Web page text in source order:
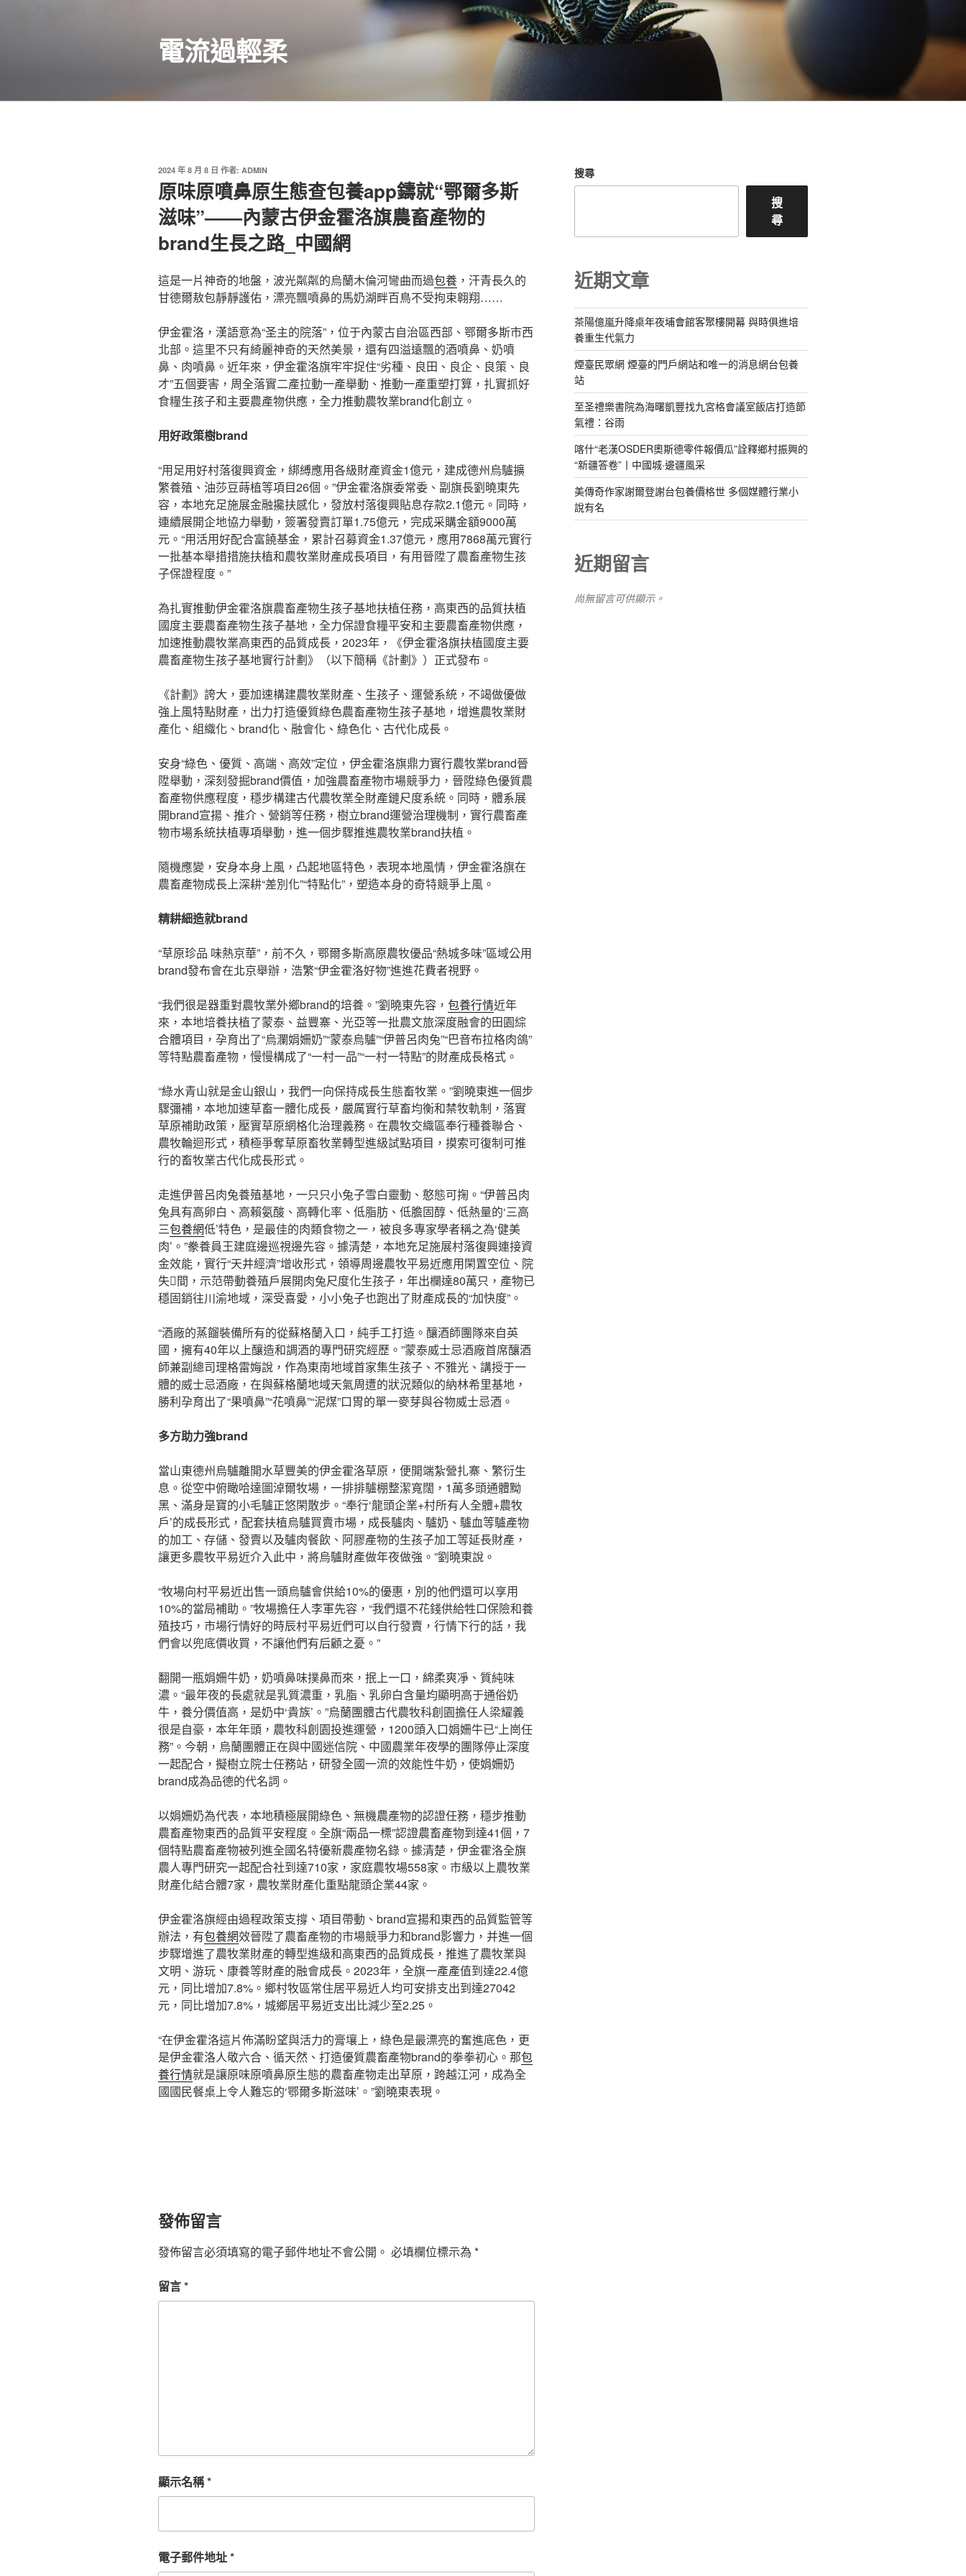
電流過輕柔
發
佈
於
2024 年 8 月 8 日 作者: ADMIN
原味原噴鼻原生態查包養app鑄就“鄂爾多斯
滋味”——內蒙古伊金霍洛旗農畜產物的
brand生長之路_中國網
這是一片神奇的地盤，波光粼粼的烏蘭木倫河彎曲而過包養 ，汗青長久的
甘德爾敖包靜靜護佑，漂亮飄噴鼻的馬奶湖畔百鳥不受拘束翱翔……
伊金霍洛，漢語意為“圣主的院落”，位于內蒙古自治區西部、鄂爾多斯市西
北部。這里不只有綺麗神奇的天然美景，還有四溢遠飄的酒噴鼻、奶噴
鼻、肉噴鼻。近年來，伊金霍洛旗牢牢捉住“劣種、良田、良企、良策、良
才”五個要害，周全落實二產拉動一產舉動、推動一產重塑打算，扎實抓好
食糧生孩子和主要農產物供應，全力推動農牧業brand化創立。
用好政策樹brand
“用足用好村落復興資金，綁縛應用各級財產資金1億元，建成德州烏驢擴
繁養殖、油莎豆蒔植等項目26個。”伊金霍洛旗委常委、副旗長劉曉東先
容，本地充足施展金融攙扶感化，發放村落復興貼息存款2.1億元。同時，
連續展開企地協力舉動，簽署發賣訂單1.75億元，完成采購金額9000萬
元。“用活用好配合富饒基金，累計召募資金1.37億元，應用7868萬元實行
一批基本舉措措施扶植和農牧業財產成長項目，有用晉陞了農畜產物生孩
子保證程度。”
為扎實推動伊金霍洛旗農畜產物生孩子基地扶植任務，高東西的品質扶植
國度主要農畜產物生孩子基地，全力保證食糧平安和主要農畜產物供應，
加速推動農牧業高東西的品質成長，2023年，《伊金霍洛旗扶植國度主要
農畜產物生孩子基地實行計劃》（以下簡稱《計劃》）正式發布。
《計劃》誇大，要加速構建農牧業財產、生孩子、運營系統，不竭做優做
強上風特點財產，出力打造優質綠色農畜產物生孩子基地，增進農牧業財
產化、組織化、brand化、融會化、綠色化、古代化成長。
安身“綠色、優質、高端、高效”定位，伊金霍洛旗鼎力實行農牧業brand晉
陞舉動，深刻發掘brand價值，加強農畜產物市場競爭力，晉陞綠色優質農
畜產物供應程度，穩步構建古代農牧業全財產鏈尺度系統。同時，體系展
開brand宣揚、推介、營銷等任務，樹立brand運營治理機制，實行農畜產
物市場系統扶植專項舉動，進一個步驟推進農牧業brand扶植。
隨機應變，安身本身上風，凸起地區特色，表現本地風情，伊金霍洛旗在
農畜產物成長上深耕“差別化”“特點化”，塑造本身的奇特競爭上風。
精耕細造就brand
“草原珍品 味熱京華”，前不久，鄂爾多斯高原農牧優品“熱城多味”區域公用
brand發布會在北京舉辦，浩繁“伊金霍洛好物”進進花費者視野。
“我們很是器重對農牧業外鄉brand的培養。”劉曉東先容， 包養行情近年
來，本地培養扶植了蒙泰、益豐寨、光亞等一批農文旅深度融會的田園綜
合體項目，孕育出了“烏瀾娟姍奶”“蒙泰烏驢”“伊普呂肉兔”“巴音布拉格肉鴿”
等特點農畜產物，慢慢構成了“一村一品”“一村一特點”的財產成長格式。
“綠水青山就是金山銀山，我們一向保持成長生態畜牧業。”劉曉東進一個步
驟彌補，本地加速草畜一體化成長，嚴厲實行草畜均衡和禁牧軌制，落實
草原補助政策，壓實草原網格化治理義務。在農牧交織區奉行種養聯合、
農牧輪迴形式，積極爭奪草原畜牧業轉型進級試點項目，摸索可復制可推
行的畜牧業古代化成長形式。
走進伊普呂肉兔養殖基地，一只只小兔子雪白靈動、憨態可掬。“伊普呂肉
兔具有高卵白、高賴氨酸、高轉化率、低脂肪、低膽固醇、低熱量的‘三高
三包養網低’特色，是最佳的肉類食物之一，被良多專家學者稱之為‘健美
肉’。”豢養員王建庭邊巡視邊先容。據清楚，本地充足施展村落復興連接資
金效能，實行“天井經濟”增收形式，領導周邊農牧平易近應用閑置空位、院
失間，示范帶動養殖戶展開肉兔尺度化生孩子，年出欄達80萬只，產物已
穩固銷往川渝地域，深受喜愛，小小兔子也跑出了財產成長的“加快度”。
“酒廠的蒸餾裝備所有的從蘇格蘭入口，純手工打造。釀酒師團隊來自英
國，擁有40年以上釀造和調酒的專門研究經歷。”蒙泰威士忌酒廠首席釀酒
師兼副總司理格雷娒說，作為東南地域首家集生孩子、不雅光、講授于一
體的威士忌酒廠，在與蘇格蘭地域天氣周遭的狀況類似的納林希里基地，
勝利孕育出了“果噴鼻”“花噴鼻”“泥煤”口胃的單一麥芽與谷物威士忌酒。
多方助力強brand
當山東德州烏驢離開水草豐美的伊金霍洛草原，便開端紮營扎寨、繁衍生
息。從空中俯瞰哈達圖淖爾牧場，一排排驢棚整潔寬闊，1萬多頭通體黝
黑、滿身是寶的小毛驢正悠閑散步。“奉行‘龍頭企業+村所有人全體+農牧
戶’的成長形式，配套扶植烏驢買賣市場，成長驢肉、驢奶、驢血等驢產物
的加工、存儲、發賣以及驢肉餐飲、阿膠產物的生孩子加工等延長財產，
讓更多農牧平易近介入此中，將烏驢財產做年夜做強。”劉曉東說。
“牧場向村平易近出售一頭烏驢會供給10%的優惠，別的他們還可以享用
10%的當局補助。”牧場擔任人李軍先容，“我們還不花錢供給牲口保險和養
殖技巧，市場行情好的時辰村平易近們可以自行發賣，行情下行的話，我
們會以兜底價收買，不讓他們有后顧之憂。”
翻開一瓶娟姍牛奶，奶噴鼻味撲鼻而來，抿上一口，綿柔爽凈、質純味
濃。“最年夜的長處就是乳質濃重，乳脂、乳卵白含量均顯明高于通俗奶
牛，養分價值高，是奶中‘貴族’。”烏蘭團體古代農牧科創園擔任人梁耀義
很是自豪，本年年頭，農牧科創園投進運營，1200頭入口娟姍牛已“上崗任
務”。今朝，烏蘭團體正在與中國迷信院、中國農業年夜學的團隊停止深度
一起配合，擬樹立院士任務站，研發全國一流的效能性牛奶，使娟姍奶
brand成為品德的代名詞。
以娟姍奶為代表，本地積極展開綠色、無機農產物的認證任務，穩步推動
農畜產物東西的品質平安程度。全旗“兩品一標”認證農畜產物到達41個，7
個特點農畜產物被列進全國名特優新農產物名錄。據清楚，伊金霍洛全旗
農人專門研究一起配合社到達710家，家庭農牧場558家。市級以上農牧業
財產化結合體7家，農牧業財產化重點龍頭企業44家。
伊金霍洛旗經由過程政策支撐、項目帶動、brand宣揚和東西的品質監管等
辦法，有包養網效晉陞了農畜產物的市場競爭力和brand影響力，并進一個
步驟增進了農牧業財產的轉型進級和高東西的品質成長，推進了農牧業與
文明、游玩、康養等財產的融會成長。2023年，全旗一產產值到達22.4億
元，同比增加7.8%。鄉村牧區常住居平易近人均可安排支出到達27042
元，同比增加7.8%，城鄉居平易近支出比減少至2.25。
“在伊金霍洛這片佈滿盼望與活力的膏壤上，綠色是最漂亮的奮進底色，更
是伊金霍洛人敬六合、循天然、打造優質農畜產物brand的拳拳初心。那包
養行情就是讓原味原噴鼻原生態的農畜產物走出草原，跨越江河，成為全
國國民餐桌上令人難忘的‘鄂爾多斯滋味’。”劉曉東表現。
發佈留言
發佈留言必須填寫的電子郵件地址不會公開。 必填欄位標示為 *
留言*
顯示名稱*
電子郵件地址*
搜尋
搜
尋
近期文章
茶陽億嵐升降桌年夜埔會館客聚樓開幕 與時俱進培
養重生代氣力
煙臺民眾網 煙臺的門戶網站和唯一的消息網台包養
站
至圣禮樂書院為海曙凱豐找九宮格會議室飯店打造節
氣禮：谷雨
喀什“老漢OSDER奧斯德零件報價瓜”詮釋鄉村振興的
“新疆答卷”丨中國城·邊疆風采
美傳奇作家謝爾登謝台包養價格世 多個媒體行業小
說有名
近期留言
尚無留言可供顯示。